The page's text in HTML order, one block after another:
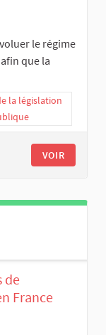
le régime
que la
la législation
VOIR
de
France